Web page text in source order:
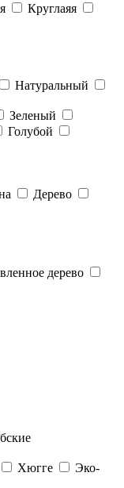
Круглаяя
Натуральный
Зеленый
Голубой
Дерево
дерево
Хюгге
Эко-